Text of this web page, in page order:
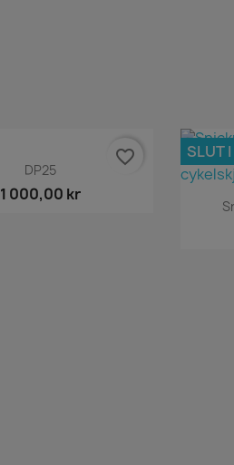
Snabbvy
DP25
1 000,00 kr
favorite_border SLUT